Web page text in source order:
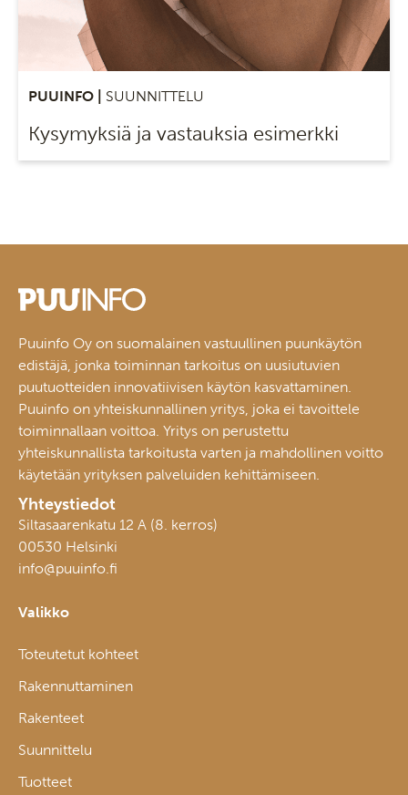
PUUINFO | SUUNNITTELU
Kysymyksiä ja vastauksia esimerkki
Puuinfo Oy on suomalainen vastuullinen puunkäytön
edistäjä, jonka toiminnan tarkoitus on uusiutuvien
puutuotteiden innovatiivisen käytön kasvattaminen.
Puuinfo on yhteiskunnallinen yritys, joka ei tavoittele
toiminnallaan voittoa. Yritys on perustettu
yhteiskunnallista tarkoitusta varten ja mahdollinen voitto
käytetään yrityksen palveluiden kehittämiseen.
Yhteystiedot
Siltasaarenkatu 12 A (8. kerros)
00530 Helsinki
info@puuinfo.fi
Valikko
Toteutetut kohteet
Rakennuttaminen
Rakenteet
Suunnittelu
Tuotteet